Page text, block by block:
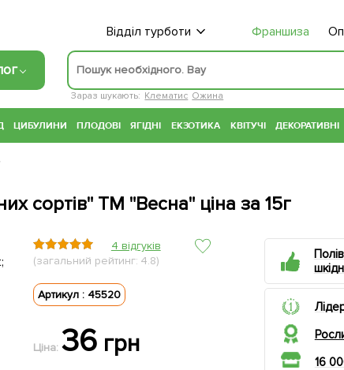
Відділ турботи Франшиза
Зараз шукають: Клематис Ожина
ЦИБУЛИНИ ПЛОДОВІ ЯГІДНІ ЕКЗОТИКА КВІТУЧІ ДЕКОРАТИВНІ
сортів" ТМ "Весна" ціна за 15г
4 відгуків
(загальний рейтинг: 4.8)
Артикул : 45520
Ціна: 36 грн
16